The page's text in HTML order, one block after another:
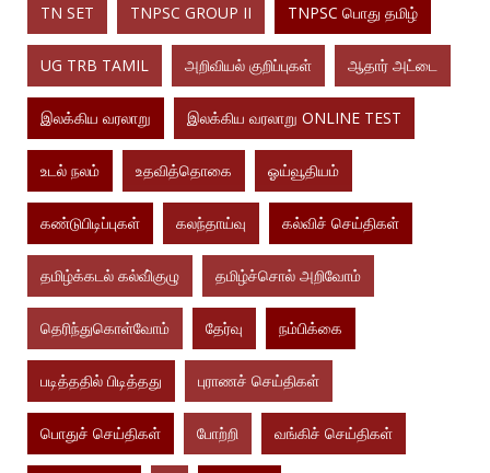
TN SET TNPSC GROUP II TNPSC பொது தமிழ்
UG TRB TAMIL அறிவியல் குறிப்புகள் ஆதார் அட்டை
இலக்கிய வரலாறு இலக்கிய வரலாறு ONLINE TEST
உடல் நலம் உதவித்தொகை ஓய்வூதியம்
கண்டுபிடிப்புகள் கலந்தாய்வு கல்விச் செய்திகள்
தமிழ்க்கடல் கல்வி்குழு தமிழ்ச்சொல் அறிவோம்
தெரிந்துகொள்வோம் தேர்வு நம்பிக்கை
படித்ததில் பிடித்தது புராணச் செய்திகள்
பொதுச் செய்திகள் போற்றி வங்கிச் செய்திகள்